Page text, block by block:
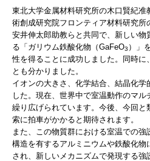
東北大学金属材料研究所の木口賢紀
術創成研究院フロンティア材料研究所
安井伸太郎助教らと共同で、新しい物
る「ガリウム鉄酸化物（GaFeO3 ）」
性を得ることに成功しました。同時に
とも分かりました。
イオンの大きさ、化学結合、結晶化
した。現在、世界中で室温動作のマ
繰り広げられています。今後、今回
索に拍車がかかると期待されます。
また、この物質群における室温での
構造を有するアルミニウムや鉄酸化物
され、新しいメカニズムで発現する